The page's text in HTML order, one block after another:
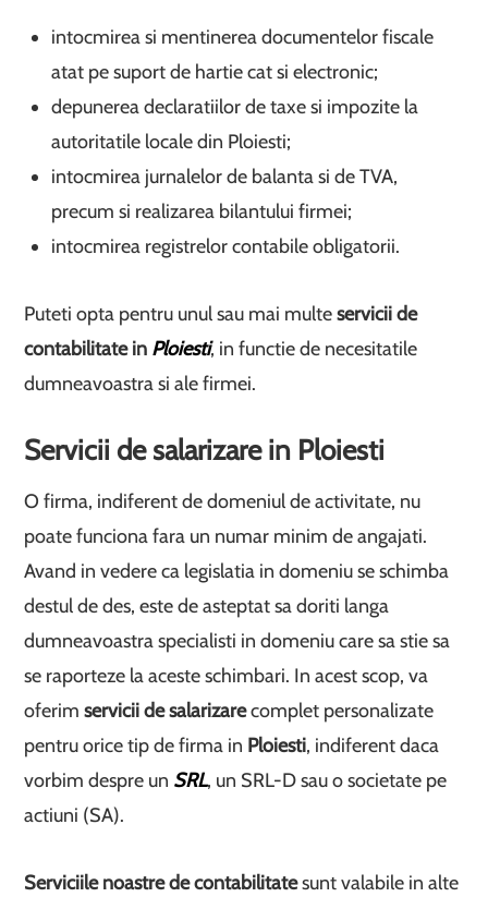
intocmirea si mentinerea documentelor fiscale
atat pe suport de hartie cat si electronic;
depunerea declaratiilor de taxe si impozite la
autoritatile locale din Ploiesti;
intocmirea jurnalelor de balanta si de TVA,
precum si realizarea bilantului firmei;
intocmirea registrelor contabile obligatorii.
Puteti opta pentru unul sau mai multeservicii de
contabilitate in Ploiesti, in functie de necesitatile
dumneavoastra si ale firmei.
Servicii de salarizare in Ploiesti
O firma, indiferent de domeniul de activitate, nu
poate funciona fara un numar minim de angajati.
Avand in vedere ca legislatia in domeniu se schimba
destul de des, este de asteptat sa doriti langa
dumneavoastra specialisti in domeniu care sa stie sa
se raporteze la aceste schimbari. In acest scop, va
oferimservicii de salarizarecomplet personalizate
pentru orice tip de firma in Ploiesti, indiferent daca
vorbim despre un SRL, un SRL-D sau o societate pe
actiuni (SA).
Serviciile noastre de contabilitatesunt valabile in alte